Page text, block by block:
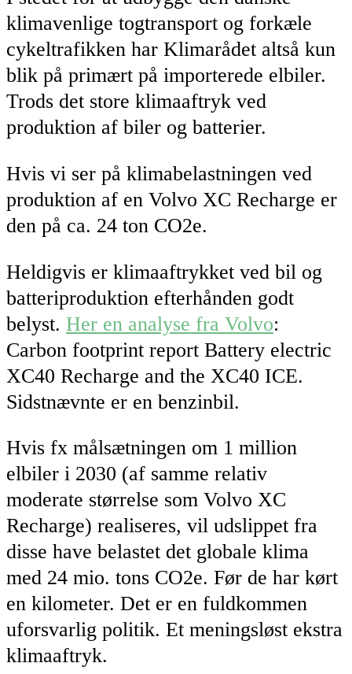
klimavenlige togtransport og forkæle
cykeltrafikken har Klimarådet altså kun
blik på primært på importerede elbiler.
Trods det store klimaaftryk ved
produktion af biler og batterier.
Hvis vi ser på klimabelastningen ved
produktion af en Volvo XC Recharge er
den på ca. 24 ton CO2e.
Heldigvis er klimaaftrykket ved bil og
batteriproduktion efterhånden godt
belyst. Her en analyse fra Volvo:
Carbon footprint report Battery electric
XC40 Recharge and the XC40 ICE.
Sidstnævnte er en benzinbil.
Hvis fx målsætningen om 1 million
elbiler i 2030 (af samme relativ
moderate størrelse som Volvo XC
Recharge) realiseres, vil udslippet fra
disse have belastet det globale klima
med 24 mio. tons CO2e. Før de har kørt
en kilometer. Det er en fuldkommen
uforsvarlig politik. Et meningsløst ekstra
klimaaftryk.